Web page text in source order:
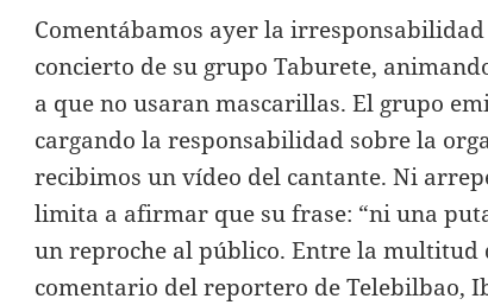
Comentábamos ayer la
concierto de su grupo Taburete,
a que no usaran mascarillas. El grupo
cargando la responsabilidad sobre la
recibimos un vídeo del cantante. Ni
limita a afirmar que su frase: “ni una
un reproche al público. Entre la multitud
comentario del reportero de Telebilbao,